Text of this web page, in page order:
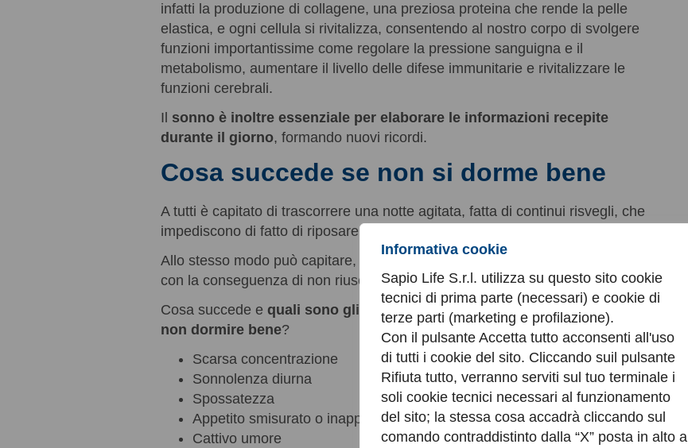
Informativa cookie
Sapio Life S.r.l. utilizza su questo sito cookie
tecnici di prima parte (necessari) e cookie di
terze parti (marketing e profilazione).
Con il pulsante Accetta tutto acconsenti all'uso
di tutti i cookie del sito. Cliccando suil pulsante
Rifiuta tutto, verranno serviti sul tuo terminale i
soli cookie tecnici necessari al funzionamento
del sito; la stessa cosa accadrà cliccando sul
comando contraddistinto dalla “X” posta in alto a
infatti la produzione di collagene, una preziosa proteina che rende la pelle
elastica, e ogni cellula si rivitalizza, consentendo al nostro corpo di svolgere
funzioni importantissime come regolare la pressione sanguigna e il
metabolismo, aumentare il livello delle difese immunitarie e rivitalizzare le
funzioni cerebrali.
Il sonno è inoltre essenziale per elaborare le informazioni recepite
durante il giorno, formando nuovi ricordi.
Cosa succede se non si dorme bene
A tutti è capitato di trascorrere una notte agitata, fatta di continui risvegli, che
impediscono di fatto di riposare in modo adeguato.
Allo stesso modo può capitare, talvolta, di risvegliarsi molto precocemente,
con la conseguenza di non riuscire a sentirsi davvero riposati al mattino.
Cosa succede e quali sono gli effetti se, in maniera occasionale, capita di
non dormire bene?
Scarsa concentrazione
Sonnolenza diurna
Spossatezza
Appetito smisurato o inappetenza
Cattivo umore